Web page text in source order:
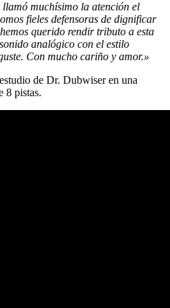
llamó muchísimo la atención el
fieles defensoras de dignificar
querido rendir tributo a esta
analógico con el estilo
Con mucho cariño y amor.»
de Dr. Dubwiser en una
8 pistas.